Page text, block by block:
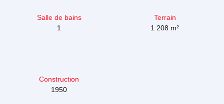
Salle de bains
1
Terrain
1 208 m²
Construction
1950